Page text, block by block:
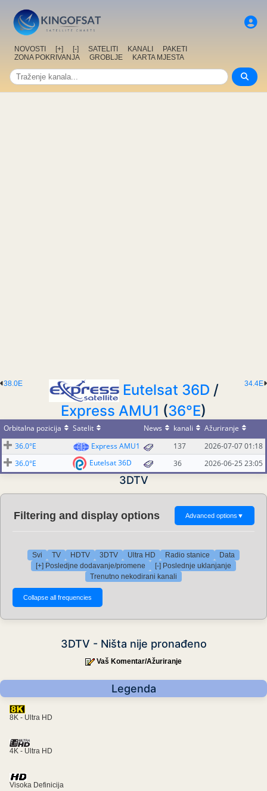
NOVOSTI [+] [-] SATELITI KANALI
PAKETI
ZONA POKRIVANJA
GROBLJE KARTA MJESTA
34.4E
38.0E Eutelsat 36D /
Express AMU1 (36°E)
Orbitalna pozicija Satelit News kanali
Ažuriranje
36.0°E
Express AMU1 137
2026-07-07 01:18
36.0°E
Eutelsat 36D 36 2026-06-25 23:05
3DTV
Filtering and display options Advanced options ▼
Svi TV HDTV 3DTV Ultra HD Radio stanice
Data
[+] Posledjne dodavanje/promene
[-] Poslednje uklanjanje
Trenutno nekodirani kanali
3DTV - Ništa nije pronađeno
Vaš Komentar/Ažuriranje
Legenda
8K - Ultra HD
4K - Ultra HD
Visoka Definicija